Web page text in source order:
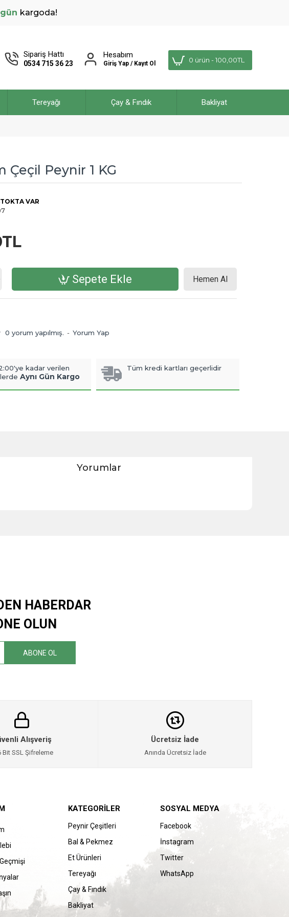
kargoda!
Sipariş Hattı
0534 715 36 23
Hesabım
Giriş Yap / Kayıt Ol 0 ürün - 100,00TL
Tereyağı Çay & Fındık Bakliyat
Çeçil Peynir 1 KG
VAR
0 yorum yapılmış. - Yorum Yap
Sepete Ekle Hemen Al
kadar verilen
Aynı Gün Kargo
Tüm kredi kartları geçerlidir
Yorumlar
HABERDAR
OLUN
ABONE OL
Alışveriş
Bit SSL Şifreleme
Ücretsiz İade
Anında Ücretsiz İade
KATEGORİLER
Peynir Çeşitleri
Bal & Pekmez
Et Ürünleri
Tereyağı
Çay & Fındık
Bakliyat
SOSYAL MEDYA
Facebook
İnstagram
Twitter
WhatsApp